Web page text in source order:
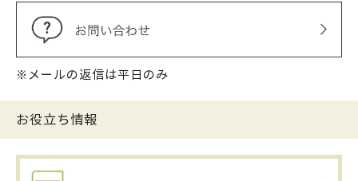
※メールの返信は平日のみ
お役立ち情報